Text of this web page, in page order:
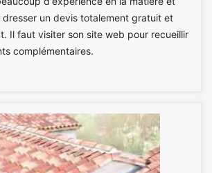
un devis totalement gratuit et
Il faut visiter son site web pour recueillir
complémentaires.